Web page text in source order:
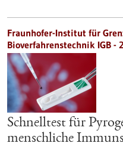
Fraunhofer-Institut für
Bioverfahrenstechnik IGB -
Schnelltest für
menschliche